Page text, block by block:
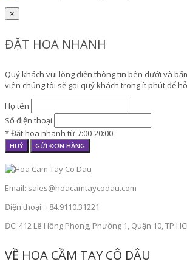
×
ĐẶT HOA NHANH
Quý khách vui lòng điền thông tin bên dưới và
viên chúng tôi sẽ gọi quý khách trong ít phút để
Họ tên
Số điện thoại
* Đặt hoa nhanh từ 7:00-20:00
HUỶ GỬI ĐƠN HÀNG
Email: sales@hoacamtaycodau.com
Điện thoại: +84.9110.31221
ĐC: 412 Lê Hồng Phong, Phường 1, Quận 10,
VỀ HOA CẦM TAY CÔ DÂU